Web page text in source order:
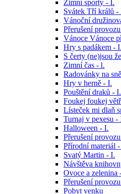
Zimní sporty - I.
Svátek Tří králů -
Vánoční
Přerušení
Vánoce Vánoce
Hry s padákem - I.
S čerty (ne)jsou
Zimní čas - l.
Radovánky na
Hry v herně - I.
Pouštění draků - I.
Foukej foukej
Lísteček mi dlaň
Turnaj v pexesu -
Halloween - I.
Přerušení
Přírodní materiál
Svatý Martin - I.
Návštěva
Ovoce a zelenina
Přerušení
Pobyt venku